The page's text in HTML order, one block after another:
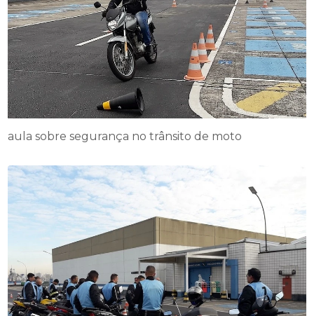
aula sobre segurança no trânsito de moto